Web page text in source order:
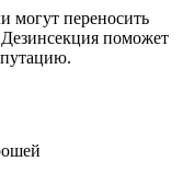
могут переносить
Дезинсекция поможет